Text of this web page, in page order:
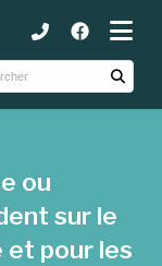
ou
sur le
et pour les